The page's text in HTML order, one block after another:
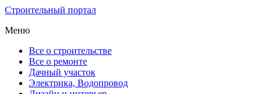
Строительный портал
Меню
Все о строительстве
Все о ремонте
Дачный участок
Электрика, Водопровод